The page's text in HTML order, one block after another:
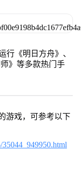
行《明日方舟》、
》等多款热门手
游戏，可参考以下